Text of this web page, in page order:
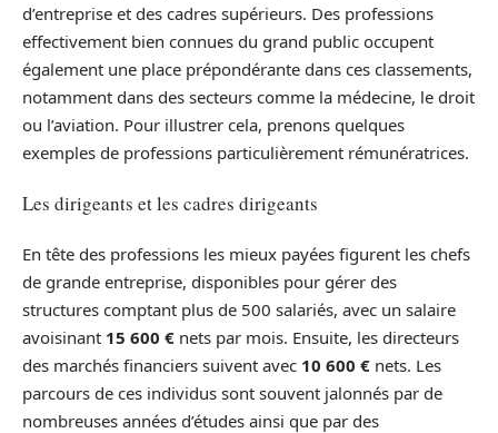
d’entreprise et des cadres supérieurs. Des professions
effectivement bien connues du grand public occupent
également une place prépondérante dans ces classements,
notamment dans des secteurs comme la médecine, le droit
ou l’aviation. Pour illustrer cela, prenons quelques
exemples de professions particulièrement rémunératrices.
Les dirigeants et les cadres dirigeants
En tête des professions les mieux payées figurent les chefs
de grande entreprise, disponibles pour gérer des
structures comptant plus de 500 salariés, avec un salaire
avoisinant 15 600 € nets par mois. Ensuite, les directeurs
des marchés financiers suivent avec 10 600 € nets. Les
parcours de ces individus sont souvent jalonnés par de
nombreuses années d’études ainsi que par des